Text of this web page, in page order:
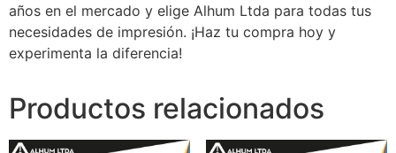
años en el mercado y elige Alhum Ltda para todas tus
necesidades de impresión. ¡Haz tu compra hoy y
experimenta la diferencia!
Productos relacionados